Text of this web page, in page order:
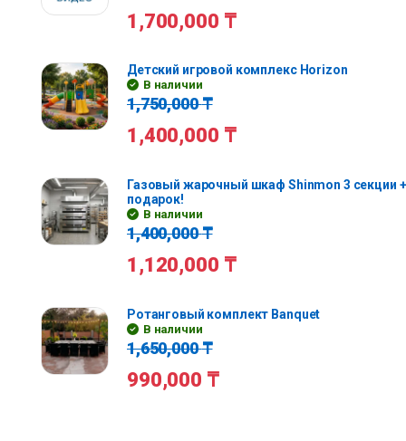
1,700,000 ₸
Детский игровой комплекс Horizon
В наличии
1,750,000₸
1,400,000 ₸
Газовый жарочный шкаф Shinmon 3 секции
подарок!
В наличии
1,400,000₸
1,120,000 ₸
Ротанговый комплект Banquet
В наличии
1,650,000₸
990,000 ₸